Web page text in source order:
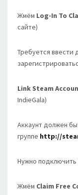
Жмём Log-In To
сайте)
Требуется ввести
Link Steam
IndieGala)
Аккаунт должен
группе http://
Нужно подключить
Жмём Claim Free